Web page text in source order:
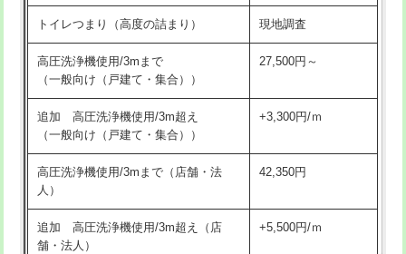
トイレつまり（高度の詰まり） 現地調査
高圧洗浄機使用/3mまで
（一般向け（戸建て・集合））
27,500円～
追加 高圧洗浄機使用/3m超え
（一般向け（戸建て・集合））
+3,300円/ｍ
高圧洗浄機使用/3mまで（店舗・法
人）
42,350円
追加 高圧洗浄機使用/3m超え（店
舗・法人）
+5,500円/ｍ